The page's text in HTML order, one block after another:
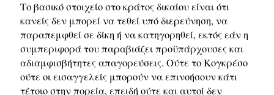
Το βασικό στοιχείο στο κράτος δικαίου είναι ότι
κανείς δεν μπορεί να τεθεί υπό διερεύνηση, να
παραπεμφθεί σε δίκη ή να κατηγορηθεί, εκτός εάν η
συμπεριφορά του παραβιάζει προϋπάρχουσες και
αδιαμφισβήτητες απαγορεύσεις. Ούτε το Κογκρέσο
ούτε οι εισαγγελείς μπορούν να επινοήσουν κάτι
τέτοιο στην πορεία, επειδή ούτε και αυτοί δεν